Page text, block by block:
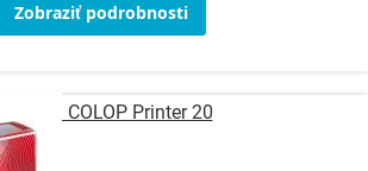
Zobraziť podrobnosti
Pečiatka COLOP Printer 20